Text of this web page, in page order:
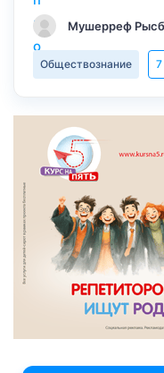
Мушерреф
Обществознание